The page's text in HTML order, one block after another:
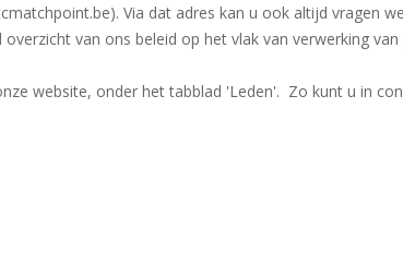
Via dat adres kan u ook altijd vragen
van ons beleid op het vlak van verwerking
website, onder het tabblad 'Leden'. Zo kunt u in